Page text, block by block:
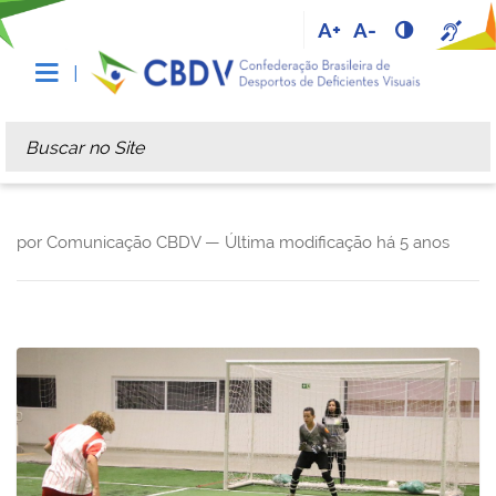
A+ A-
Busca
Busca Avançada…
por Comunicação CBDV — Última modificação há 5 anos